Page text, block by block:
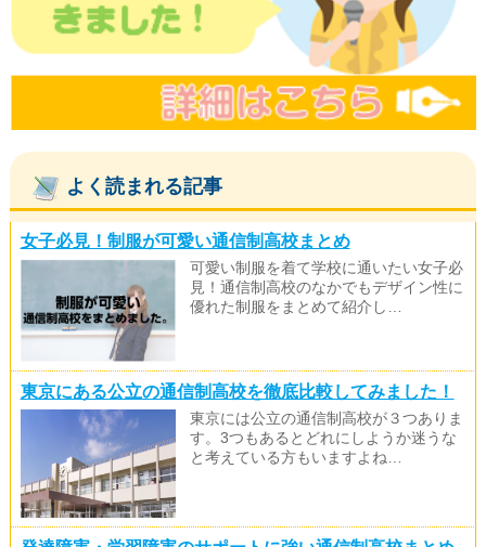
よく読まれる記事
女子必見！制服が可愛い通信制高校まとめ
可愛い制服を着て学校に通いたい女子必
見！通信制高校のなかでもデザイン性に
優れた制服をまとめて紹介し…
東京にある公立の通信制高校を徹底比較してみました！
東京には公立の通信制高校が３つありま
す。3つもあるとどれにしようか迷うな
と考えている方もいますよね…